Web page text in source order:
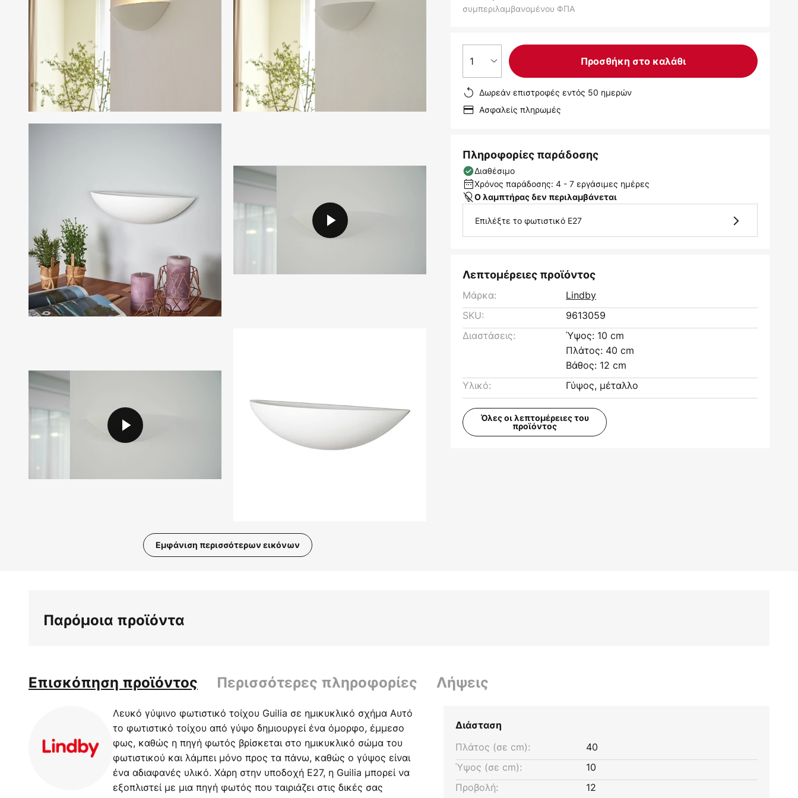
Εμφάνιση περισσότερων εικόνων
συλλογής
συμπεριλαμβανομένου ΦΠΑ
1 Προσθήκη στο καλάθι
Δωρεάν επιστροφές εντός 50 ημερών
Ασφαλείς πληρωμές
Πληροφορίες παράδοσης
Διαθέσιμο
Χρόνος παράδοσης: 4 - 7 εργάσιμες ημέρες
Ο λαμπτήρας δεν περιλαμβάνεται
Επιλέξτε το φωτιστικό E27
Λεπτομέρειες προϊόντος
Μάρκα:
Lindby
SKU:
9613059
Διαστάσεις:
Ύψος: 10 cm
Πλάτος: 40 cm
Βάθος: 12 cm
Υλικό:
Γύψος, μέταλλο
Όλες οι λεπτομέρειες του
προϊόντος
Παρόμοια προϊόντα
Επισκόπηση προϊόντος Περισσότερες πληροφορίες Λήψεις
Λευκό γύψινο φωτιστικό τοίχου Guilia σε ημικυκλικό σχήμα Αυτό
το φωτιστικό τοίχου από γύψο δημιουργεί ένα όμορφο, έμμεσο
φως, καθώς η πηγή φωτός βρίσκεται στο ημικυκλικό σώμα του
φωτιστικού και λάμπει μόνο προς τα πάνω, καθώς ο γύψος είναι
ένα αδιαφανές υλικό. Χάρη στην υποδοχή E27, η Guilia μπορεί να
εξοπλιστεί με μια πηγή φωτός που ταιριάζει στις δικές σας
Διάσταση
Πλάτος (σε cm):
40
Ύψος (σε cm):
10
Προβολή:
12